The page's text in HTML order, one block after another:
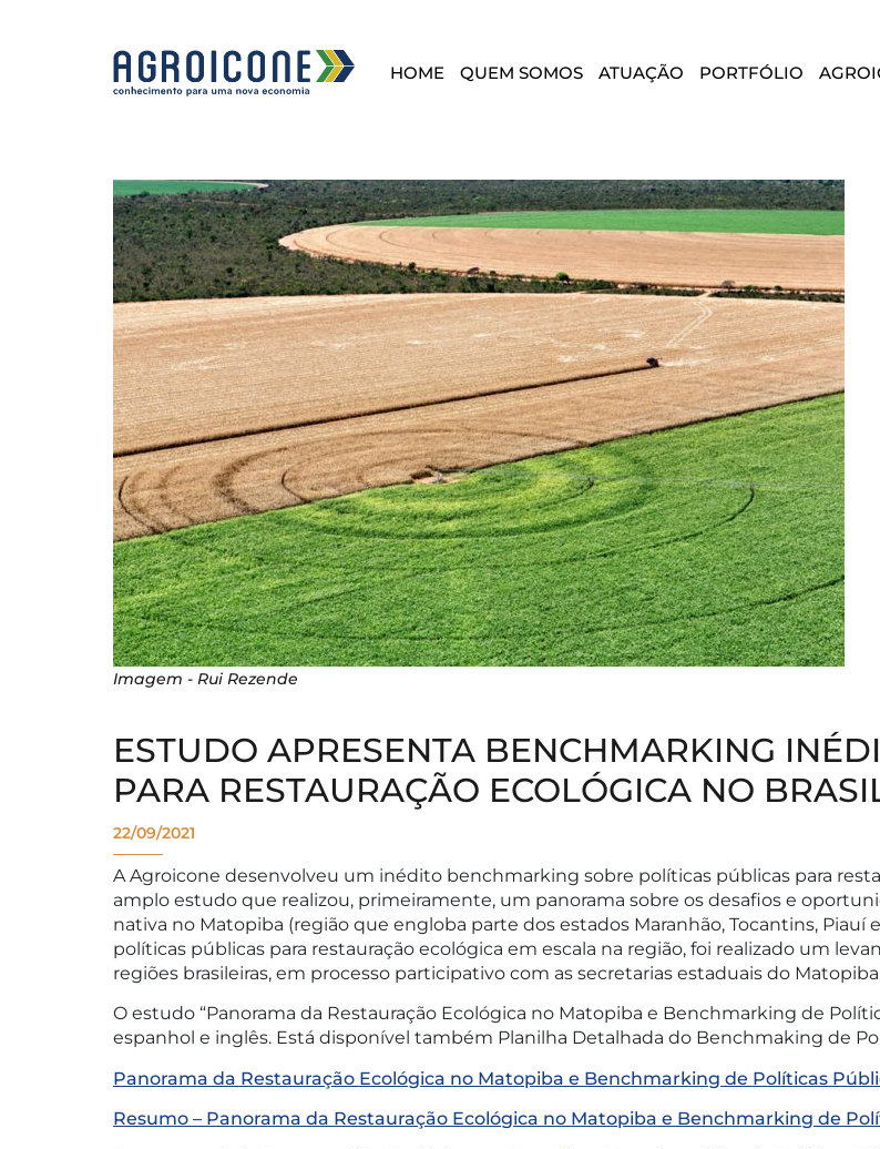
HOME QUEM SOMOS ATUAÇÃO PORTFÓLIO
Imagem - Rui Rezende
ESTUDO APRESENTA BENCHMARKING
PARA RESTAURAÇÃO ECOLÓGICA NO
22/09/2021
A Agroicone desenvolveu um inédito benchmarking sobre políticas públicas para
amplo estudo que realizou, primeiramente, um panorama sobre os desafios e
nativa no Matopiba (região que engloba parte dos estados Maranhão, Tocantins,
políticas públicas para restauração ecológica em escala na região, foi realizado um
regiões brasileiras, em processo participativo com as secretarias estaduais do
O estudo “Panorama da Restauração Ecológica no Matopiba e Benchmarking de
espanhol e inglês. Está disponível também Planilha Detalhada do Benchmaking de
Panorama da Restauração Ecológica no Matopiba e Benchmarking de Políticas
Resumo – Panorama da Restauração Ecológica no Matopiba e Benchmarking de